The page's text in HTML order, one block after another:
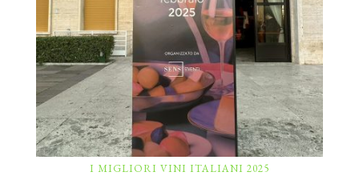
I MIGLIORI VINI ITALIANI 2025